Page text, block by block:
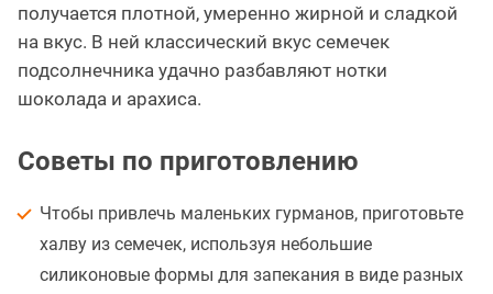
получается плотной, умеренно жирной и сладкой
на вкус. В ней классический вкус семечек
подсолнечника удачно разбавляют нотки
шоколада и арахиса.
Советы по приготовлению
Чтобы привлечь маленьких гурманов, приготовьте
халву из семечек, используя небольшие
силиконовые формы для запекания в виде разных